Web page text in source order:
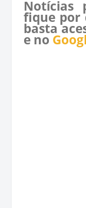
Notícias
fique por
basta
e no